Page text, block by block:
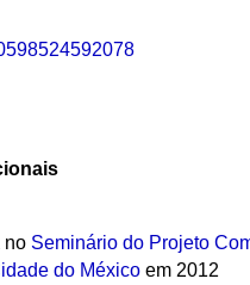
no Seminário do Projeto
do México em 2012